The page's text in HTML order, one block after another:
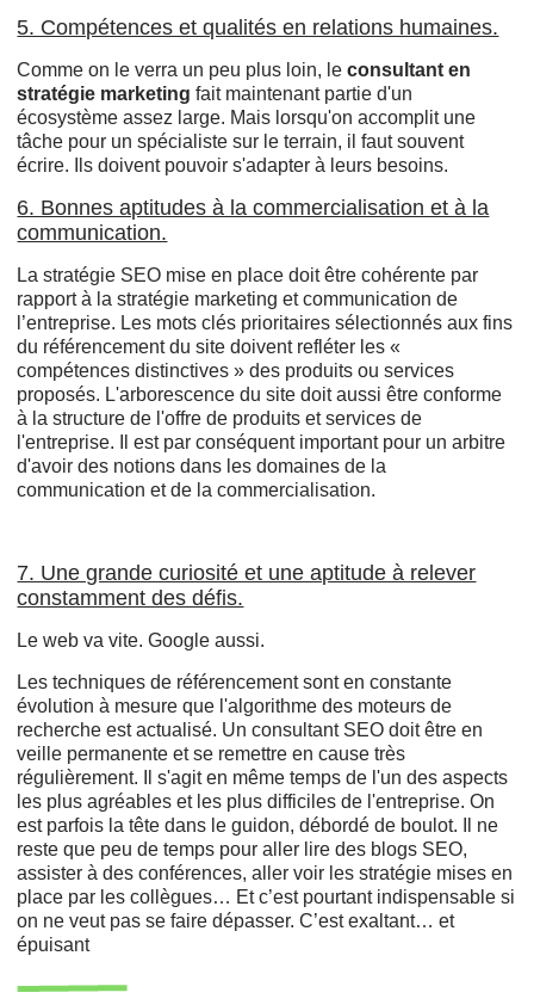
5. Compétences et qualités en relations humaines.
Comme on le verra un peu plus loin, le consultant en
stratégie marketingfait maintenant partie d'un
écosystème assez large. Mais lorsqu'on accomplit une
tâche pour un spécialiste sur le terrain, il faut souvent
écrire. Ils doivent pouvoir s'adapter à leurs besoins.
6. Bonnes aptitudes à la commercialisation et à la
communication.
La stratégie SEO mise en place doit être cohérente par
rapport à la stratégie marketing et communication de
l’entreprise. Les mots clés prioritaires sélectionnés aux fins
du référencement du site doivent refléter les «
compétences distinctives » des produits ou services
proposés. L'arborescence du site doit aussi être conforme
à la structure de l'offre de produits et services de
l'entreprise. Il est par conséquent important pour un arbitre
d'avoir des notions dans les domaines de la
communication et de la commercialisation.
7. Une grande curiosité et une aptitude à relever
constamment des défis.
Le web va vite. Google aussi.
Les techniques de référencement sont en constante
évolution à mesure que l'algorithme des moteurs de
recherche est actualisé. Un consultant SEO doit être en
veille permanente et se remettre en cause très
régulièrement. Il s'agit en même temps de l'un des aspects
les plus agréables et les plus difficiles de l'entreprise. On
est parfois la tête dans le guidon, débordé de boulot. Il ne
reste que peu de temps pour aller lire des blogs SEO,
assister à des conférences, aller voir les stratégie mises en
place par les collègues… Et c’est pourtant indispensable si
on ne veut pas se faire dépasser. C’est exaltant… et
épuisant